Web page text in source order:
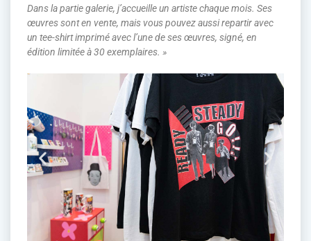
Dans la partie galerie, j’accueille un artiste chaque mois. Ses
œuvres sont en vente, mais vous pouvez aussi repartir avec
un tee-shirt imprimé avec l’une de ses œuvres, signé, en
édition limitée à 30 exemplaires. »